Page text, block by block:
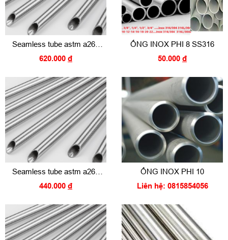
Seamless tube astm a269
a213 TP316 1/2
620.000 đ
ỐNG INOX PHI 8 SS316
50.000 đ
Seamless tube astm a269
a213 TP316 3/8
440.000 đ
ỐNG INOX PHI 10
Liên hệ: 0815854056